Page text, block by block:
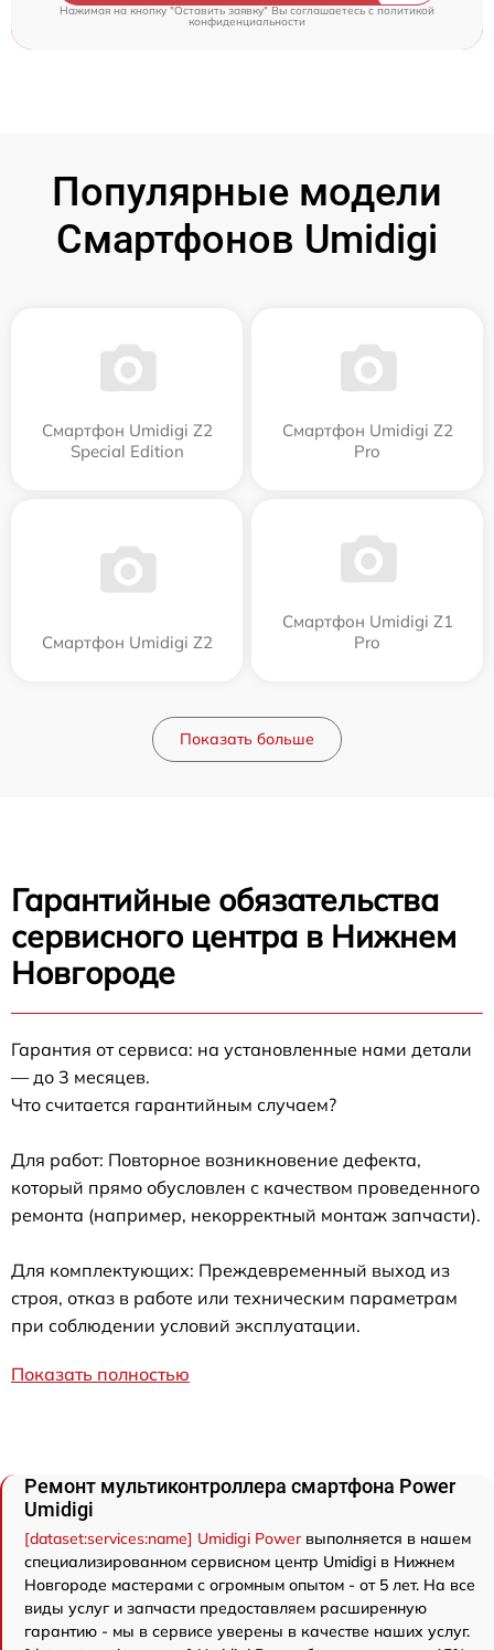
Нажимая на кнопку "Оставить заявку" Вы соглашаетесь c политикой
конфиденциальности
Популярные модели
Смартфонов Umidigi
Смартфон Umidigi Z2
Special Edition
Смартфон Umidigi Z2
Pro
Смартфон Umidigi Z2
Смартфон Umidigi Z1
Pro
Показать больше
Гарантийные обязательства
сервисного центра в Нижнем
Новгороде
Гарантия от сервиса: на установленные нами детали
— до 3 месяцев.
Что считается гарантийным случаем?
Для работ: Повторное возникновение дефекта,
который прямо обусловлен с качеством проведенного
ремонта (например, некорректный монтаж запчасти).
Для комплектующих: Преждевременный выход из
строя, отказ в работе или техническим параметрам
при соблюдении условий эксплуатации.
Показать полностью
Ремонт мультиконтроллера смартфона Power
Umidigi
[dataset:services:name] Umidigi Powerвыполняется в нашем
специализированном сервисном центр Umidigi в Нижнем
Новгороде мастерами с огромным опытом - от 5 лет. На все
виды услуг и запчасти предоставляем расширенную
гарантию - мы в сервисе уверены в качестве наших услуг.